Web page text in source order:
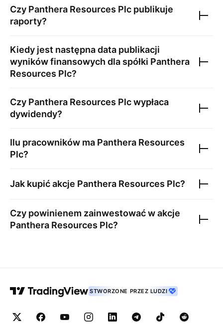
Czy Panthera Resources Plc publikuje
raporty?
Kiedy jest następna data publikacji
wyników finansowych dla spółki Panthera
Resources Plc?
Czy Panthera Resources Plcwypłaca
dywidendy?
Ilu pracowników ma Panthera Resources
Plc?
Jak kupić akcje Panthera Resources Plc?
Czy powinienem zainwestować w akcje
Panthera Resources Plc?
STWORZONE PRZEZ LUDZI